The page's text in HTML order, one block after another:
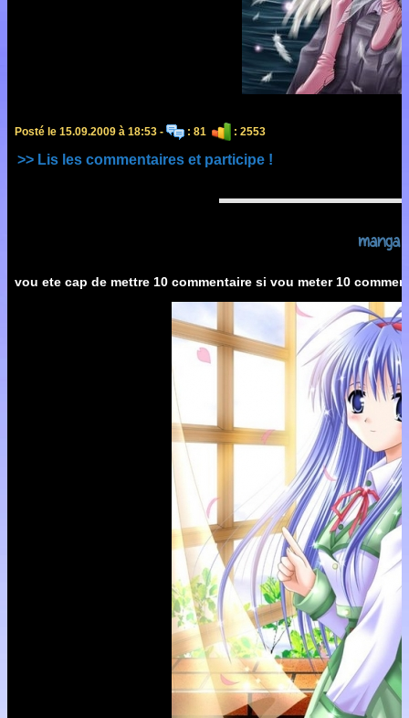
Posté le 15.09.2009 à 18:53 - : 81 : 2553
>> Lis les commentaires et participe !
manga
vou ete cap de mettre 10 commentaire si vou meter 10